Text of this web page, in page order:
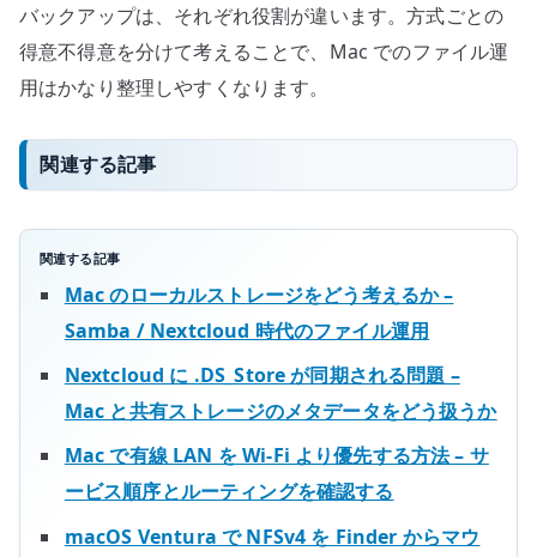
バックアップは、それぞれ役割が違います。方式ごとの
得意不得意を分けて考えることで、Mac でのファイル運
用はかなり整理しやすくなります。
関連する記事
関連する記事
Mac のローカルストレージをどう考えるか –
Samba / Nextcloud 時代のファイル運用
Nextcloud に .DS_Store が同期される問題 –
Mac と共有ストレージのメタデータをどう扱うか
Mac で有線 LAN を Wi-Fi より優先する方法 – サ
ービス順序とルーティングを確認する
macOS Ventura で NFSv4 を Finder からマウ